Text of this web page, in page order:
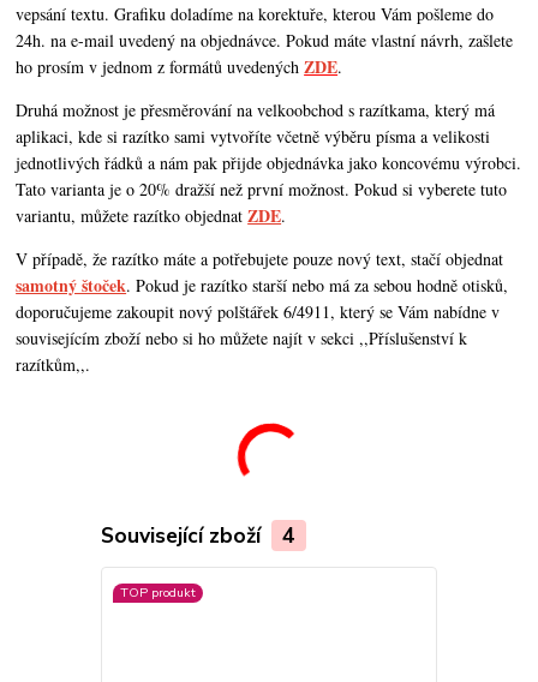
vepsání textu. Grafiku doladíme na korektuře, kterou Vám pošleme do
24h. na e-mail uvedený na objednávce. Pokud máte vlastní návrh,zašlete
ho prosím v jednom z formátů uvedenýchZDE.
Druhá možnost je přesměrování na velkoobchod s razítkama, který má
aplikaci, kde si razítko sami vytvoříte včetně výběru písma a velikosti
jednotlivých řádků a nám pak přijde objednávka jako koncovému výrobci.
Tato varianta je o 20% dražší než první možnost. Pokud si vyberete tuto
variantu, můžete razítko objednatZDE.
V případě, že razítko máte a potřebujete pouze nový text, stačí objednat
samotný štoček. Pokud je razítko starší nebo má za sebou hodně otisků,
doporučujeme zakoupit nový polštářek 6/4911, který se Vám nabídne v
souvisejícím zboží nebo si ho můžete najít v sekci ,,Příslušenství k
razítkům,,.
Související zboží 4
TOP produkt